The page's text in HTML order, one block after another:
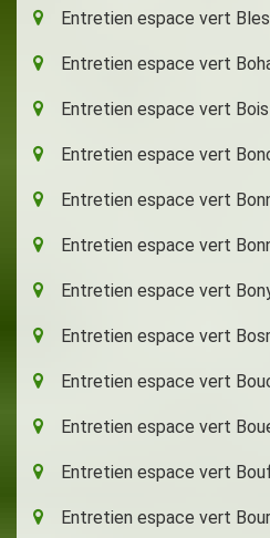
Entretien espace vert
Entretien espace vert
Entretien espace vert
Entretien espace vert
Entretien espace vert
Entretien espace vert
Entretien espace vert
Entretien espace vert
Entretien espace vert
Entretien espace vert
Entretien espace vert
Entretien espace vert